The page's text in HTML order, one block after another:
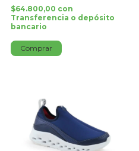
$64.800,00 con
Transferencia o depósito
bancario
Comprar